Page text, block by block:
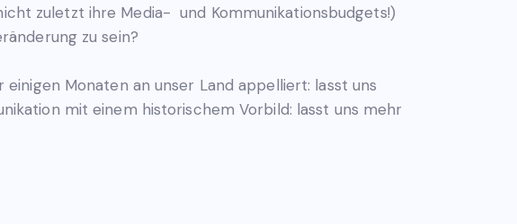
zuletzt ihre Media- und Kommunikationsbudgets!)
zu sein?
Monaten an unser Land appelliert: lasst uns
mit einem historischem Vorbild: lasst uns mehr